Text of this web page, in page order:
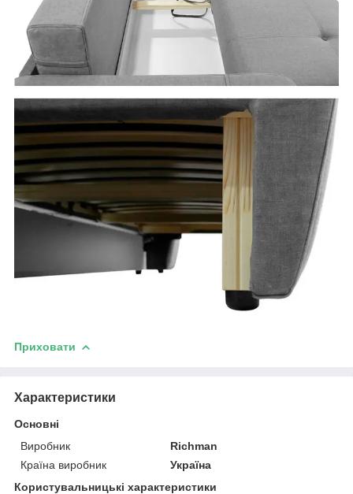
Приховати
Характеристики
Основні
Виробник
Richman
Країна виробник
Україна
Користувальницькі характеристики